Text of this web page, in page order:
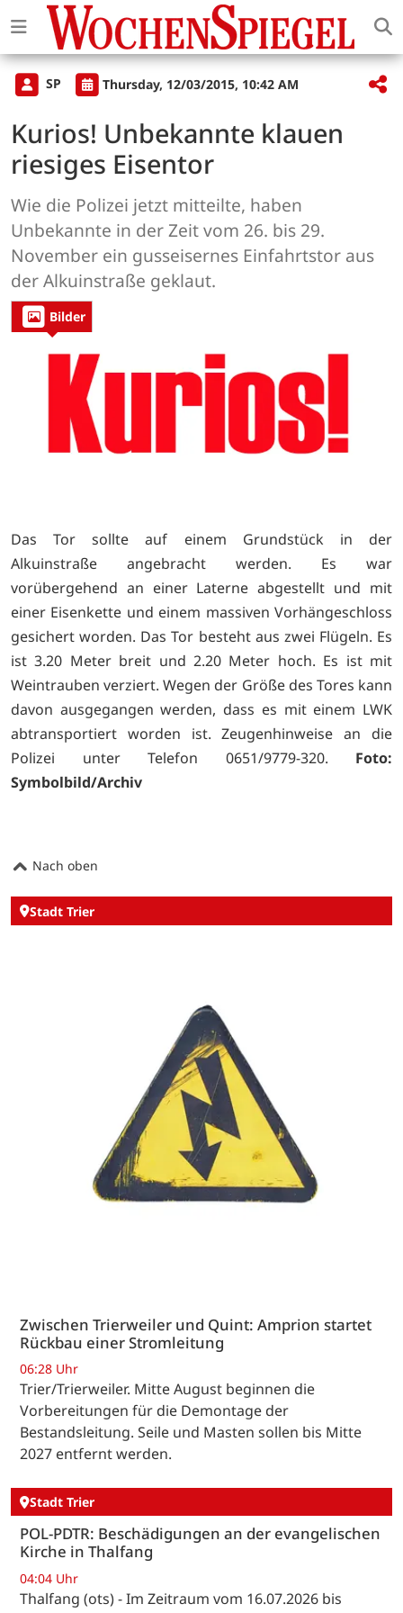
SP Thursday, 12/03/2015, 10:42 AM
Kurios! Unbekannte klauen
riesiges Eisentor
Wie die Polizei jetzt mitteilte, haben
Unbekannte in der Zeit vom 26. bis 29.
November ein gusseisernes Einfahrtstor aus
der Alkuinstraße geklaut.
Bilder
Das Tor sollte auf einem Grundstück in der
Alkuinstraße angebracht werden. Es war
vorübergehend an einer Laterne abgestellt und mit
einer Eisenkette und einem massiven Vorhängeschloss
gesichert worden. Das Tor besteht aus zwei Flügeln. Es
ist 3.20 Meter breit und 2.20 Meter hoch. Es ist mit
Weintrauben verziert. Wegen der Größe des Tores kann
davon ausgegangen werden, dass es mit einem LWK
abtransportiert worden ist. Zeugenhinweise an die
Polizei unter Telefon 0651/9779-320. Foto:
Symbolbild/Archiv
Nach oben
Stadt Trier
Zwischen Trierweiler und Quint: Amprion startet
Rückbau einer Stromleitung
06:28 Uhr
Trier/Trierweiler. Mitte August beginnen die
Vorbereitungen für die Demontage der
Bestandsleitung. Seile und Masten sollen bis Mitte
2027 entfernt werden.
Stadt Trier
POL-PDTR: Beschädigungen an der evangelischen
Kirche in Thalfang
04:04 Uhr
Thalfang (ots) - Im Zeitraum vom 16.07.2026 bis